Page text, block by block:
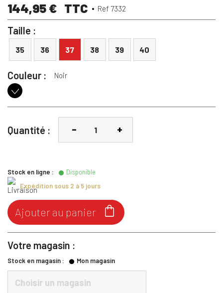
144,95 € TTC Ref 7332
Taille :
35 36 37 38 39 40
Couleur : Noir
Noir
Quantité :
Stock en ligne :
Disponible
Expédition sous 2 à 5 jours

Ajouter au panier
Votre magasin :
Stock en magasin : Mon magasin
Choisir un magasin